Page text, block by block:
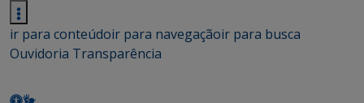
ir para conteúdoir para navegaçãoir para busca
Ouvidoria Transparência